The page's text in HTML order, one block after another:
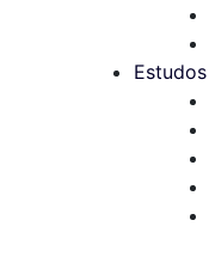
Estudos